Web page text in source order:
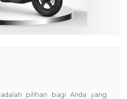
pilihan bagi Anda yang